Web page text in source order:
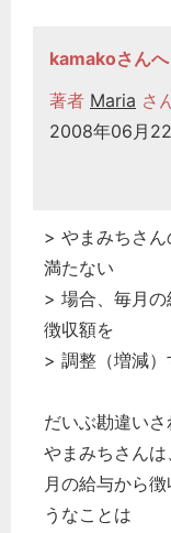
kamakoさんへ
著者 Maria さ
2008年06月
> やまみちさ
満たない
> 場合、毎月の
徴収額を
> 調整（増減）
だいぶ勘違いさ
やまみちさん
月の給与から
うなことは